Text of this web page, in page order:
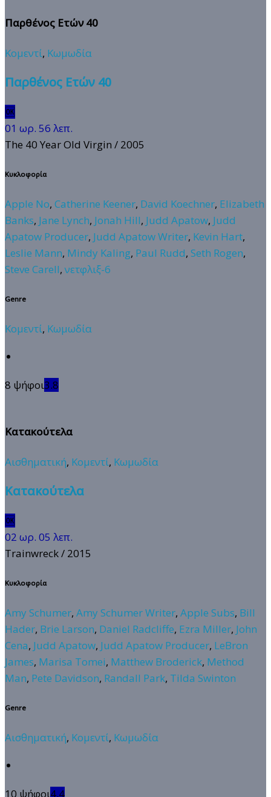
Παρθένος Ετών 40
Κομεντί, Κωμωδία
Παρθένος Ετών 40
🆗
01 ωρ. 56 λεπ.
The 40 Year Old Virgin / 2005
Κυκλοφορία
Apple No, Catherine Keener, David Koechner, Elizabeth
Banks, Jane Lynch, Jonah Hill, Judd Apatow, Judd
Apatow Producer, Judd Apatow Writer, Kevin Hart,
Leslie Mann, Mindy Kaling, Paul Rudd, Seth Rogen,
Steve Carell,νετφλιξ-6
Genre
Κομεντί, Κωμωδία
8 ψήφοι3.8
Κατακούτελα
Αισθηματική, Κομεντί, Κωμωδία
Κατακούτελα
🆗
02 ωρ. 05 λεπ.
Trainwreck/ 2015
Κυκλοφορία
Amy Schumer, Amy Schumer Writer, Apple Subs, Bill
Hader, Brie Larson, Daniel Radcliffe, Ezra Miller, John
Cena, Judd Apatow, Judd Apatow Producer, LeBron
James, Marisa Tomei, Matthew Broderick, Method
Man, Pete Davidson, Randall Park, Tilda Swinton
Genre
Αισθηματική, Κομεντί, Κωμωδία
10 ψήφοι4.4